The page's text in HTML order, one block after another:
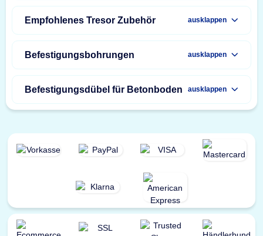
Empfohlenes Tresor Zubehör ausklappen
Befestigungsbohrungen ausklappen
Befestigungsdübel für Betonboden ausklappen